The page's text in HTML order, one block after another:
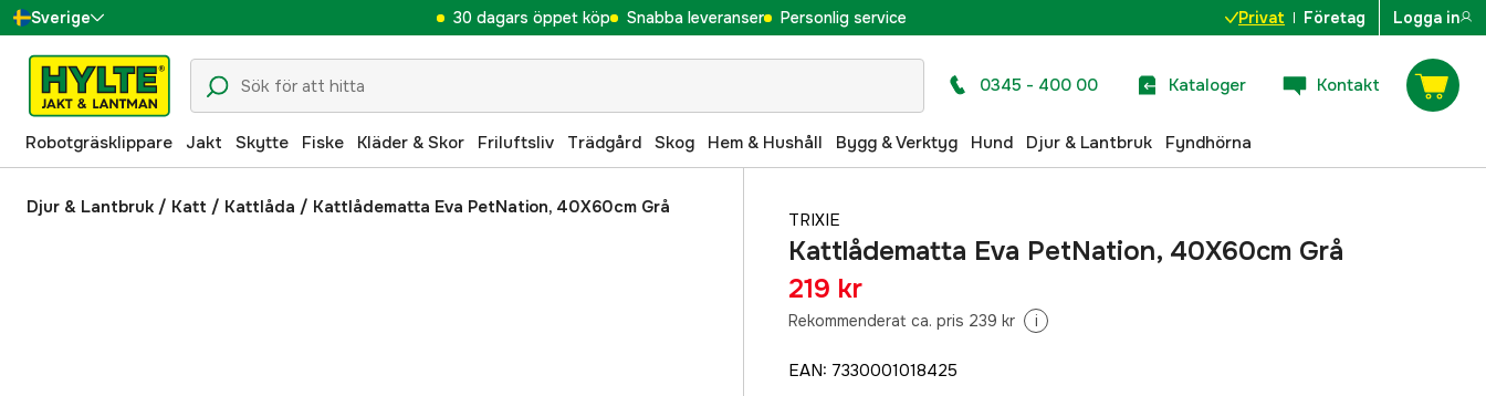
Sverige
Danmark
Suomi
Norge
Deutschland
30 dagars öppet köp Snabba leveranser Personlig service Privat Företag Logga in
0345 - 400 00 Kataloger Kontakt
Robotgräsklippare Jakt Skytte Fiske Kläder & Skor Friluftsliv Trädgård Skog Hem & Hushåll Bygg & Verktyg Hund Djur & Lantbruk Fyndhörna
Djur & Lantbruk / Katt / Kattlåda / Kattlådematta Eva PetNation, 40X60cm Grå
TRIXIE
Kattlådematta Eva PetNation, 40X60cm Grå
219 kr
Rekommenderat ca. pris 239 kr i
EAN: 7330001018425